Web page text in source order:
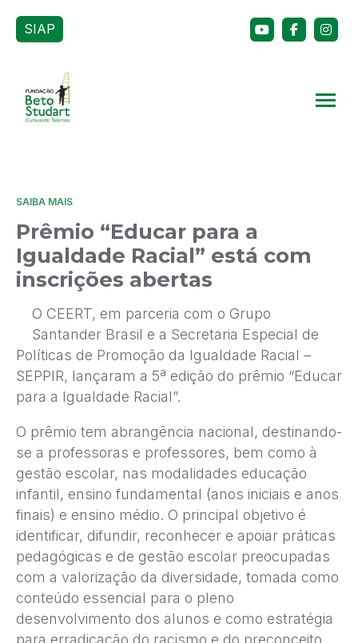
SIAP
SAIBA MAIS
Prêmio “Educar para a
Igualdade Racial” está com
inscrições abertas
O CEERT, em parceria com o Grupo
Santander Brasil e a Secretaria Especial de
Políticas de Promoção da Igualdade Racial –
SEPPIR, lançaram a 5ª edição do prêmio “Educar
para a Igualdade Racial”.
O prêmio tem abrangência nacional, destinando-
se a professoras e professores, bem como à
gestão escolar, nas modalidades educação
infantil, ensino fundamental (anos iniciais e anos
finais) e ensino médio. O principal objetivo é
identificar, difundir, reconhecer e apoiar práticas
pedagógicas e de gestão escolar preocupadas
com a valorização da diversidade, tomada como
conteúdo essencial para o pleno
desenvolvimento dos alunos e como estratégia